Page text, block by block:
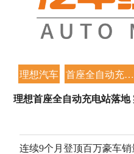
理想汽车 首座全自动充电站
理想首座全自动充电站落